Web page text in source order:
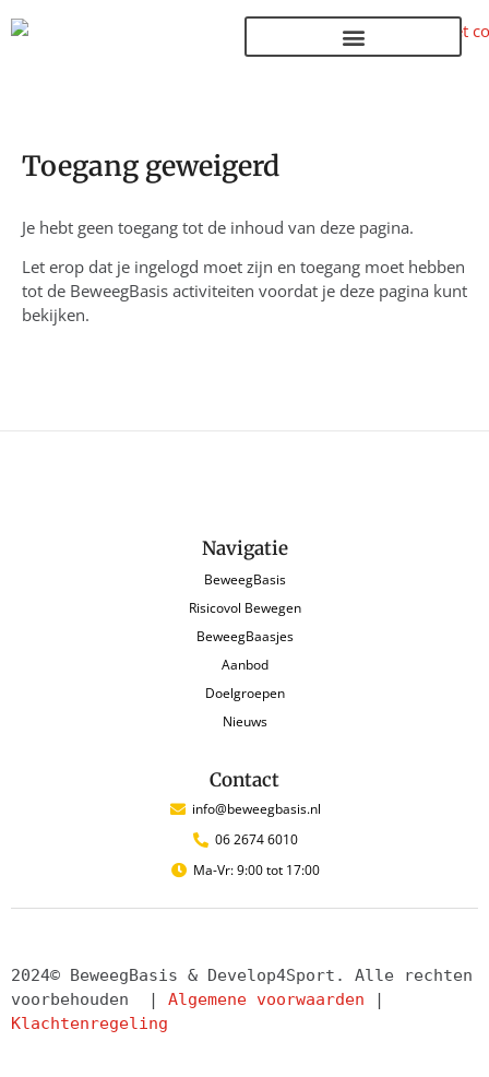
Toegang geweigerd
Je hebt geen toegang tot de inhoud van deze pagina.
Let erop dat je ingelogd moet zijn en toegang moet hebben
tot de BeweegBasis activiteiten voordat je deze pagina kunt
bekijken.
Navigatie
BeweegBasis
Risicovol Bewegen
BeweegBaasjes
Aanbod
Doelgroepen
Nieuws
Contact
info@beweegbasis.nl
06 2674 6010
Ma-Vr: 9:00 tot 17:00
2024© BeweegBasis & Develop4Sport. Alle rechten
voorbehouden  | Algemene voorwaarden
Klachtenregeling